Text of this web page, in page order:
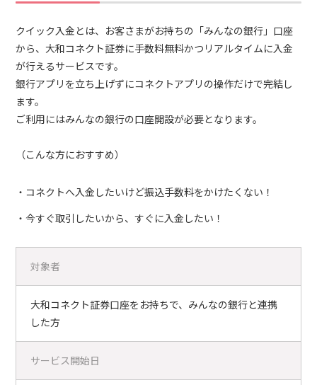
クイック入金とは、お客さまがお持ちの「みんなの銀行」口座
から、大和コネクト証券に手数料無料かつリアルタイムに入金
が行えるサービスです。
銀行アプリを立ち上げずにコネクトアプリの操作だけで完結し
ます。
ご利用にはみんなの銀行の口座開設が必要となります。
（こんな方におすすめ）
コネクトへ入金したいけど振込手数料をかけたくない！
今すぐ取引したいから、すぐに入金したい！
対象者
大和コネクト証券口座をお持ちで、みんなの銀行と連携
した方
サービス開始日